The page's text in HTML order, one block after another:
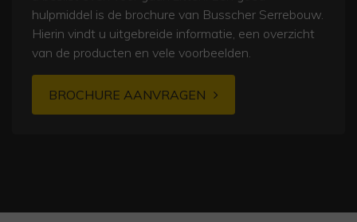
hulpmiddel is de brochure van Busscher Serrebouw.
Hierin vindt u uitgebreide informatie, een overzicht
van de producten en vele voorbeelden.
BROCHURE AANVRAGEN